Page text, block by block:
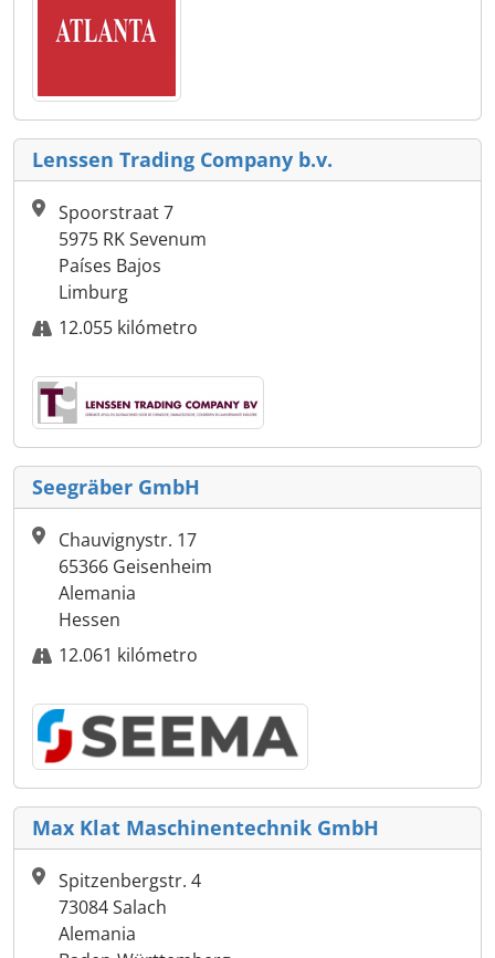
Lenssen Trading Company b.v.
Spoorstraat 7
5975 RK Sevenum
Países Bajos
Limburg
12.055 kilómetro
Seegräber GmbH
Chauvignystr. 17
65366 Geisenheim
Alemania
Hessen
12.061 kilómetro
Max Klat Maschinentechnik GmbH
Spitzenbergstr. 4
73084 Salach
Alemania